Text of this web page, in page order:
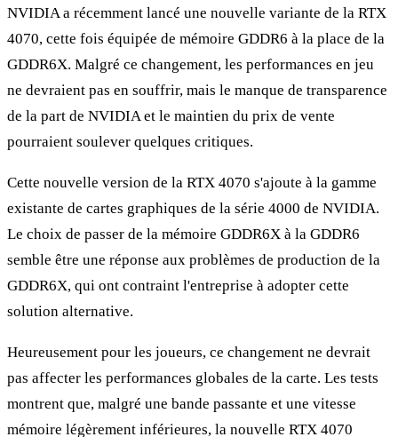
NVIDIA a récemment lancé une nouvelle variante de la RTX
4070, cette fois équipée de mémoire GDDR6 à la place de la
GDDR6X. Malgré ce changement, les performances en jeu
ne devraient pas en souffrir, mais le manque de transparence
de la part de NVIDIA et le maintien du prix de vente
pourraient soulever quelques critiques.
Cette nouvelle version de la RTX 4070 s'ajoute à la gamme
existante de cartes graphiques de la série 4000 de NVIDIA.
Le choix de passer de la mémoire GDDR6X à la GDDR6
semble être une réponse aux problèmes de production de la
GDDR6X, qui ont contraint l'entreprise à adopter cette
solution alternative.
Heureusement pour les joueurs, ce changement ne devrait
pas affecter les performances globales de la carte. Les tests
montrent que, malgré une bande passante et une vitesse
mémoire légèrement inférieures, la nouvelle RTX 4070